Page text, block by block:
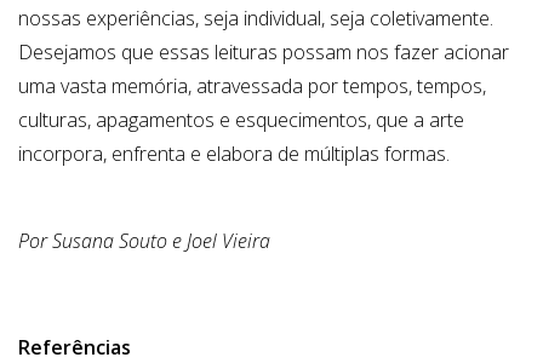
nossas experiências, seja individual, seja coletivamente.
Desejamos que essas leituras possam nos fazer acionar
uma vasta memória, atravessada por tempos, tempos,
culturas, apagamentos e esquecimentos, que a arte
incorpora, enfrenta e elabora de múltiplas formas.
Por Susana Souto e Joel Vieira
Referências